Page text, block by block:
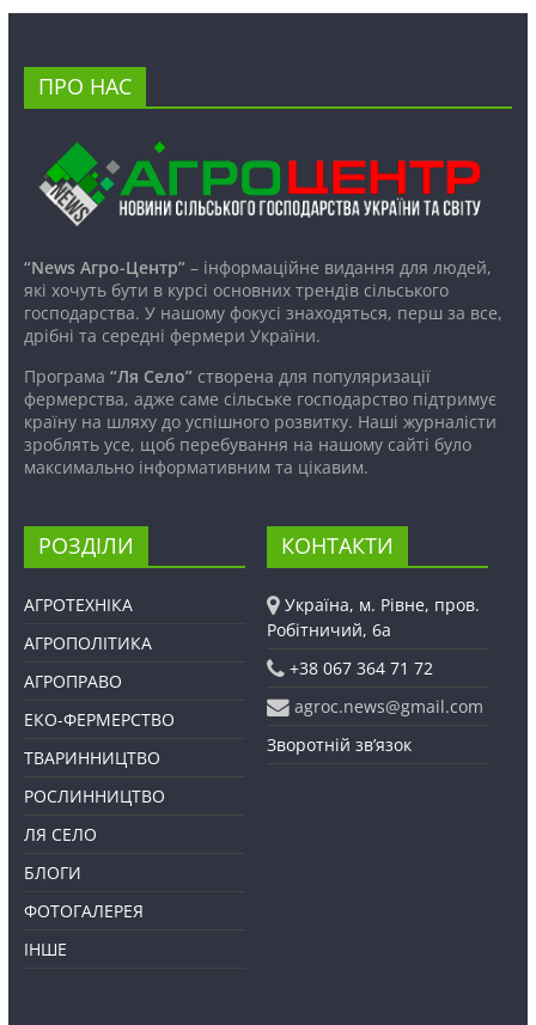
ПРО НАС
“News Агро-Центр”– інформаційне видання для людей,
які хочуть бути в курсі основних трендів сільського
господарства. У нашому фокусі знаходяться, перш за все,
дрібні та середні фермери України.
Програма “Ля Село”створена для популяризації
фермерства, адже саме сільське господарство підтримує
країну на шляху до успішного розвитку. Наші журналісти
зроблять усе, щоб перебування на нашому сайті було
максимально інформативним та цікавим.
РОЗДІЛИ
АГРОТЕХНІКА
АГРОПОЛІТИКА
АГРОПРАВО
ЕКО-ФЕРМЕРСТВО
ТВАРИННИЦТВО
РОСЛИННИЦТВО
ЛЯ СЕЛО
БЛОГИ
ФОТОГАЛЕРЕЯ
ІНШЕ
КОНТАКТИ
Україна, м. Рівне, пров.
Робітничий, 6а
+38 067 364 71 72
agroc.news@gmail.com
Зворотній зв’язок